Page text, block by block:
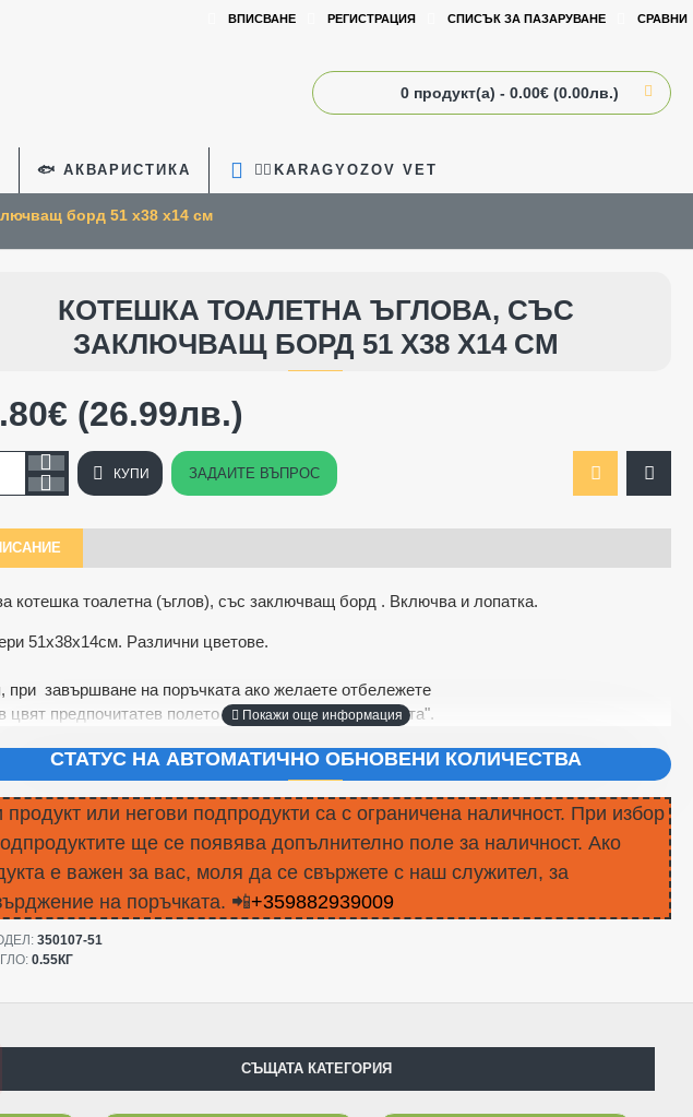
ВПИСВАНЕ РЕГИСТРАЦИЯ СПИСЪК ЗА ПАЗАРУВАНЕ СРАВНИ
0 продукт(а) - 0.00€ (0.00лв.)
🐟 АКВАРИСТИКА 🧑‍⚕️KARAGYOZOV VET
борд 51 х38 х14 см
КОТЕШКА ТОАЛЕТНА ЪГЛОВА, СЪС
ЗАКЛЮЧВАЩ БОРД 51 Х38 Х14 СМ
котешка тоалетна (ъглов), със заключващ борд . Включва и лопатка.
51х38х14см. Различни цветове.
при завършване на поръчката ако желаете отбележете
цвят предпочитатев полето "Коментари към поръчката".
СТАТУС НА АВТОМАТИЧНО ОБНОВЕНИ КОЛИЧЕСТВА
продукт или негови подпродукти са с ограничена наличност. При избор
ще се появява допълнително поле за наличност. Ако
е важен за вас, моля да се свържете с наш служител, за
на поръчката. 📲+359882939009
350107-51
0.55КГ
(26.99лв.)
КУПИ ЗАДАЙТЕ ВЪПРОС
СЪЩАТА КАТЕГОРИЯ